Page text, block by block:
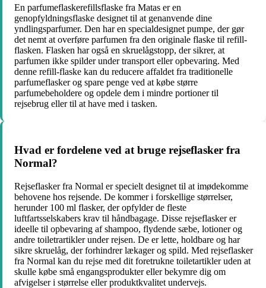
En parfumeflaskerefillsflaske fra Matas er en
genopfyldningsflaske designet til at genanvende dine
yndlingsparfumer. Den har en specialdesignet pumpe, der gør
det nemt at overføre parfumen fra den originale flaske til refill-
flasken. Flasken har også en skruelågstopp, der sikrer, at
parfumen ikke spilder under transport eller opbevaring. Med
denne refill-flaske kan du reducere affaldet fra traditionelle
parfumeflasker og spare penge ved at købe større
parfumebeholdere og opdele dem i mindre portioner til
rejsebrug eller til at have med i tasken.
Hvad er fordelene ved at bruge rejseflasker fra
Normal?
Rejseflasker fra Normal er specielt designet til at imødekomme
behovene hos rejsende. De kommer i forskellige størrelser,
herunder 100 ml flasker, der opfylder de fleste
luftfartsselskabers krav til håndbagage. Disse rejseflasker er
ideelle til opbevaring af shampoo, flydende sæbe, lotioner og
andre toiletrartikler under rejsen. De er lette, holdbare og har
sikre skruelåg, der forhindrer lækager og spild. Med rejseflasker
fra Normal kan du rejse med dit foretrukne toiletartikler uden at
skulle købe små engangsprodukter eller bekymre dig om
afvigelser i størrelse eller produktkvalitet undervejs.